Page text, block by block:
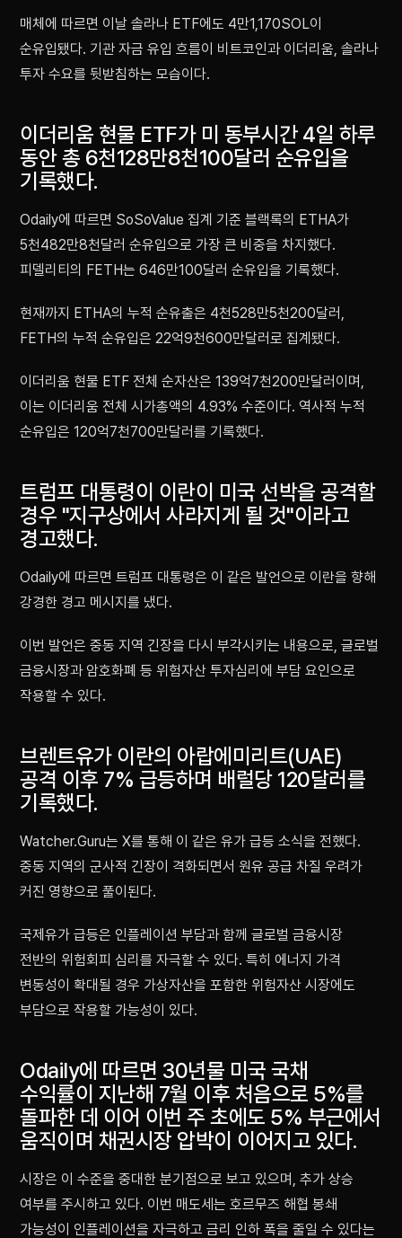
매체에 따르면 이날 솔라나 ETF에도 4만1,170SOL이
순유입됐다. 기관 자금 유입 흐름이 비트코인과 이더리움, 솔라나
투자 수요를 뒷받침하는 모습이다.
이더리움 현물 ETF가 미 동부시간 4일 하루
동안 총 6천128만8천100달러 순유입을
기록했다.
Odaily에 따르면 SoSoValue 집계 기준 블랙록의 ETHA가
5천482만8천달러 순유입으로 가장 큰 비중을 차지했다.
피델리티의 FETH는 646만100달러 순유입을 기록했다.
현재까지 ETHA의 누적 순유출은 4천528만5천200달러,
FETH의 누적 순유입은 22억9천600만달러로 집계됐다.
이더리움 현물 ETF 전체 순자산은 139억7천200만달러이며,
이는 이더리움 전체 시가총액의 4.93% 수준이다. 역사적 누적
순유입은 120억7천700만달러를 기록했다.
트럼프 대통령이 이란이 미국 선박을 공격할
경우 "지구상에서 사라지게 될 것"이라고
경고했다.
Odaily에 따르면 트럼프 대통령은 이 같은 발언으로 이란을 향해
강경한 경고 메시지를 냈다.
이번 발언은 중동 지역 긴장을 다시 부각시키는 내용으로, 글로벌
금융시장과 암호화폐 등 위험자산 투자심리에 부담 요인으로
작용할 수 있다.
브렌트유가 이란의 아랍에미리트(UAE)
공격 이후 7% 급등하며 배럴당 120달러를
기록했다.
Watcher.Guru는 X를 통해 이 같은 유가 급등 소식을 전했다.
중동 지역의 군사적 긴장이 격화되면서 원유 공급 차질 우려가
커진 영향으로 풀이된다.
국제유가 급등은 인플레이션 부담과 함께 글로벌 금융시장
전반의 위험회피 심리를 자극할 수 있다. 특히 에너지 가격
변동성이 확대될 경우 가상자산을 포함한 위험자산 시장에도
부담으로 작용할 가능성이 있다.
Odaily에 따르면 30년물 미국 국채
수익률이 지난해 7월 이후 처음으로 5%를
돌파한 데 이어 이번 주 초에도 5% 부근에서
움직이며 채권시장 압박이 이어지고 있다.
시장은 이 수준을 중대한 분기점으로 보고 있으며, 추가 상승
여부를 주시하고 있다. 이번 매도세는 호르무즈 해협 봉쇄
가능성이 인플레이션을 자극하고 금리 인하 폭을 줄일 수 있다는